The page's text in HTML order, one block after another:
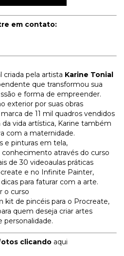
em contato:
criada pela artista Karine Tonial
que transformou sua
e forma de empreender.
exterior por suas obras
de 11 mil quadros vendidos
vida artística, Karine também
com a maternidade.
e pinturas em tela,
através do curso
de 30 videoaulas práticas
e no Infinite Painter,
para faturar com a arte.
o curso
kit de pincéis para o Procreate,
quem deseja criar artes
personalidade.
clicando aqui